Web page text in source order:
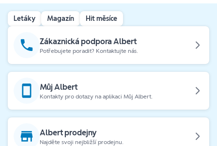
Letáky Magazín Hit měsíce
Zákaznická podpora Albert
Potřebujete poradit? Kontaktujte nás.
Můj Albert
Kontakty pro dotazy na aplikaci Můj Albert.
Albert prodejny
Najděte svoji nejbližší prodejnu.